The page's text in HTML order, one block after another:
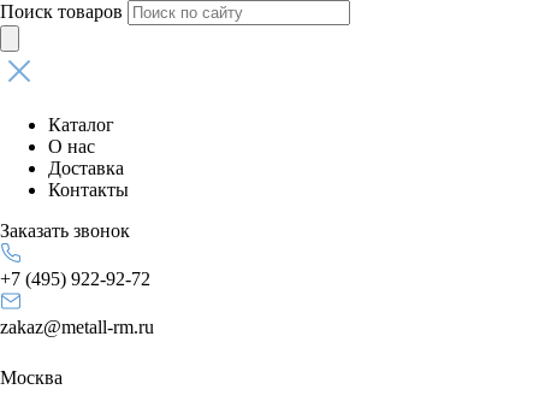
Поиск товаров
Каталог
О нас
Доставка
Контакты
Заказать звонок
+7 (495) 922-92-72
zakaz@metall-rm.ru
Москва